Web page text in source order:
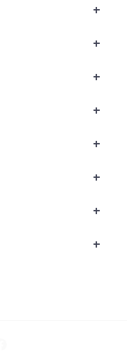
+
+
+
+
+
+
+
+